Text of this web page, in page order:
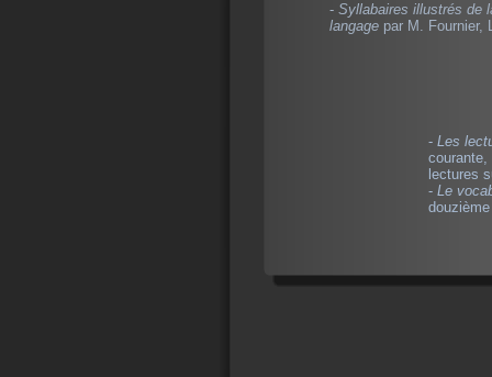
- Syllabaires illustrés de
langage par M. Fournier,
- Les
courante,
lectures
- Le